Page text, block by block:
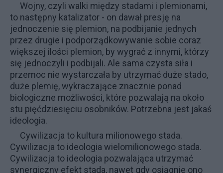
Wojny, czyli walki między stadami i plemionami,
to następny katalizator - on dawał presję na
jednoczenie się plemion, na podbijanie jednych
przez drugie i podporządkowywanie sobie coraz
większej ilości plemion, by wygrać z innymi, którzy
się jednoczyli i podbijali. Ale sama czysta siła i
przemoc nie wystarczała by utrzymać duże stado,
duże plemię, wykraczające znacznie ponad
biologiczne możliwości, które pozwalają na około
stu pięćdziesięciu osobników. Potrzebna jest jakaś
ideologia.
Cywilizacja to kultura milionowego stada.
Cywilizacja to ideologia wielomilionowego stada.
Cywilizacja to ideologia pozwalająca utrzymać
synergiczny efekt stada, nawet gdy osiągnie ono